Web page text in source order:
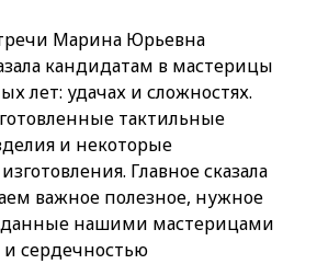
Марина Юрьевна
кандидатам в мастерицы
лет: удачах и сложностях.
тактильные
и некоторые
Главное сказала
важное полезное, нужное
нашими мастерицами
сердечностью